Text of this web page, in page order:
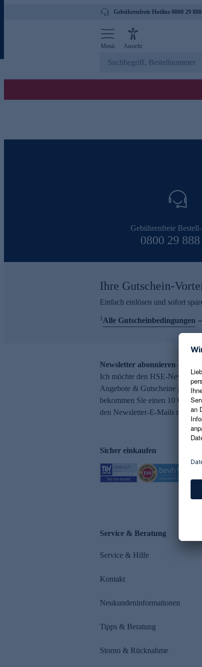
Gebührenfreie Hotline 0800 29
Menü Ansicht
Gebührenfreie
0800 29
Ihre Gutschein-
Einfach einlösen und sofort
1Alle Gutscheinbedingungen
Newsletter abonnieren – 10 €
Ich möchte den HSE-
Angebote & Gutscheine per E-
bekommen Sie einen 10 €
den Newsletter-E-Mails
Sicher einkaufen
Service & Beratung
Service & Hilfe
Kontakt
Neukundeninformationen
Tipps & Beratung
Storno & Rücknahme